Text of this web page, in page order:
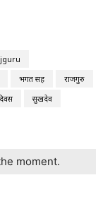
भगत सिंह
राजगुरु
सुखदेव
moment.